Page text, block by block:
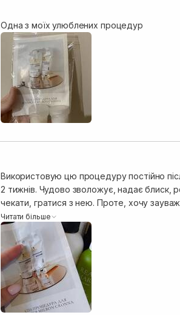
Одна з моїх улюблених процедур
Використовую цю процедуру постійно
2 тижнів. Чудово зволожує, надає блиск,
чекати, гратися з нею. Проте, хочу зауважити,
якусь проблему,краще взяти більш
Читати більше